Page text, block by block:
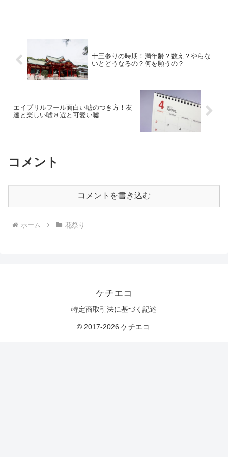
十三参りの時期！満年齢？数え？やらな
いとどうなるの？何を願うの？
エイプリルフール面白い嘘のつき方！友
達と楽しい嘘８選と可愛い嘘
コメント
コメントを書き込む
ホーム 花祭り
ケチエコ
特定商取引法に基づく記述
© 2017-2026 ケチエコ.